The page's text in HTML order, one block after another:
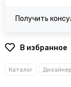
Получить
В избранное
Каталог